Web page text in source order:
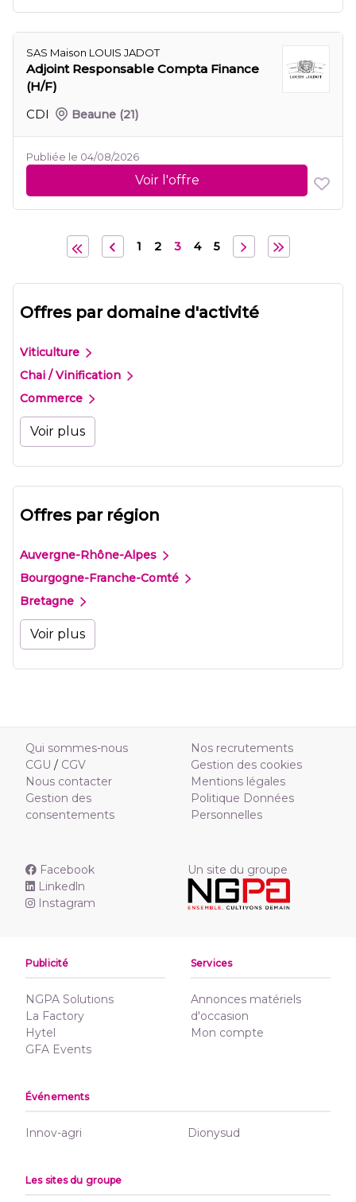
SAS Maison LOUIS JADOT
Adjoint Responsable Compta Finance
(H/F)
CDI
Beaune (21)
Publiée le 04/08/2026
Voir l'offre
1 2 3 4 5
Offres par domaine d'activité
Viticulture
Chai / Vinification
Commerce
Voir plus
Offres par région
Auvergne-Rhône-Alpes
Bourgogne-Franche-Comté
Bretagne
Voir plus
Qui sommes-nous
CGU / CGV
Nous contacter
Gestion des
consentements
Nos recrutements
Gestion des cookies
Mentions légales
Politique Données
Personnelles
Facebook
Linkedln
Instagram
Un site du groupe
Publicité
NGPA Solutions
La Factory
Hytel
GFA Events
Services
Annonces matériels
d'occasion
Mon compte
Événements
Innov-agri Dionysud
Les sites du groupe